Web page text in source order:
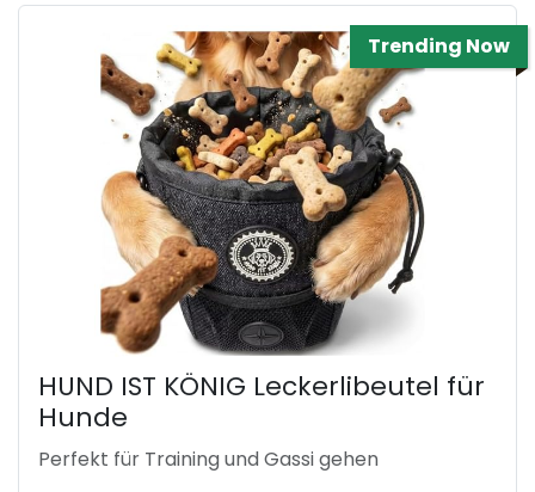
Trending Now
HUND IST KÖNIG Leckerlibeutel für
Hunde
Perfekt für Training und Gassi gehen